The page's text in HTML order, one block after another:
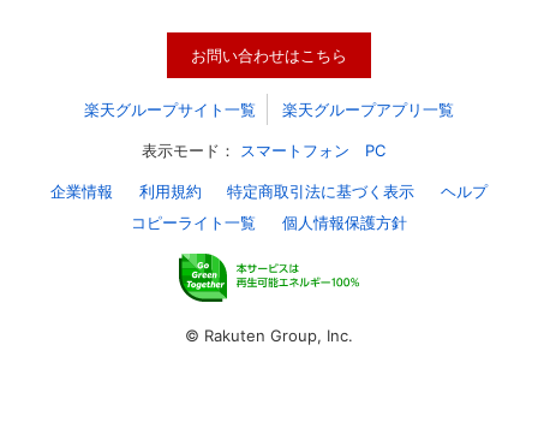
求められるのでお子さまがいても安心で
す。
メルマガ
メルマガの配信停止、配信先のメールアド
レスの変更が可能です。
定額見放題解約
定額見放題コンテンツの解約はこちらから
ログアウト
お問い合わせはこちら
楽天グループサイト一覧 楽天グループアプリ一覧
表示モード： スマートフォン PC
企業情報 利用規約 特定商取引法に基づく表示
ヘルプ
コピーライト一覧
個人情報保護方針
© Rakuten Group, Inc.